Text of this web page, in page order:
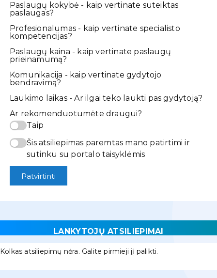
Paslaugų kokybė - kaip vertinate suteiktas
paslaugas?
Profesionalumas - kaip vertinate specialisto
kompetencijas?
Paslaugų kaina - kaip vertinate paslaugų
prieinamumą?
Komunikacija - kaip vertinate gydytojo
bendravimą?
Laukimo laikas - Ar ilgai teko laukti pas gydytoją?
Ar rekomenduotumėte draugui?
Taip
Šis atsiliepimas paremtas mano patirtimi ir
sutinku su portalo taisyklėmis
Patvirtinti
LANKYTOJŲ ATSILIEPIMAI
Kolkas atsiliepimų nėra. Galite pirmieji jį palikti.